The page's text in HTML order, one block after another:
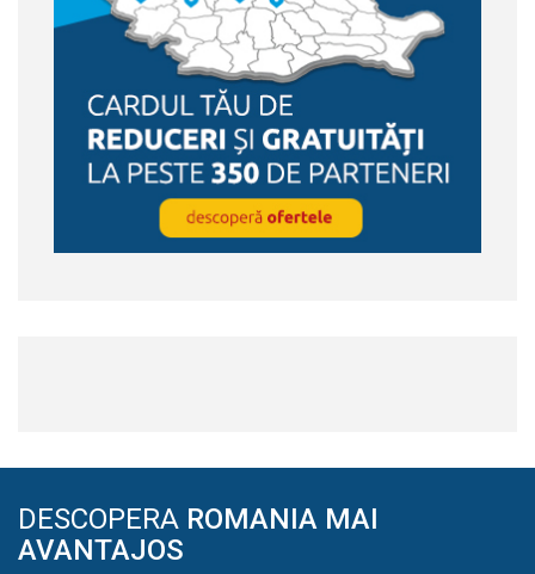
DESCOPERA ROMANIA MAI
AVANTAJOS